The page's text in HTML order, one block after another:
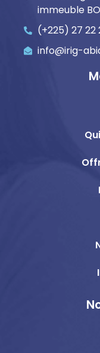
immeuble
(+225) 27 22
info@irig-